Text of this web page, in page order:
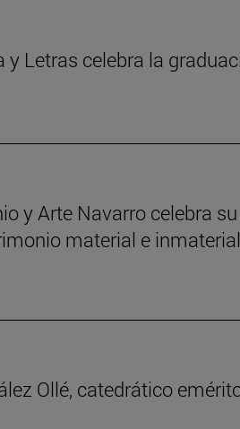
y Letras celebra la
y Arte Navarro celebra
material e
Ollé, catedrático